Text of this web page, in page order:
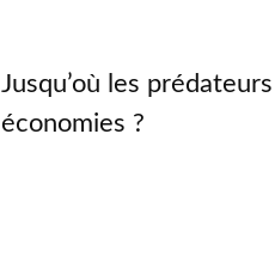
Jusqu’où les
économies ?